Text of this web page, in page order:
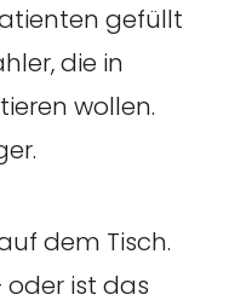
gefüllt
die in
wollen.
dem Tisch.
ist das